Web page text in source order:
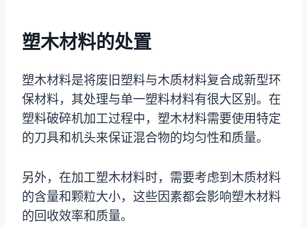
塑木材料的处置
塑木材料是将废旧塑料与木质材料复合成新型环
保材料，其处理与单一塑料材料有很大区别。在
塑料破碎机加工过程中，塑木材料需要使用特定
的刀具和机头来保证混合物的均匀性和质量。
另外，在加工塑木材料时，需要考虑到木质材料
的含量和颗粒大小，这些因素都会影响塑木材料
的回收效率和质量。